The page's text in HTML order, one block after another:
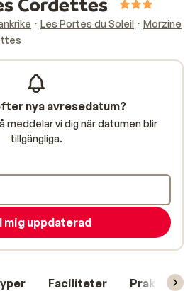
Les Portes du Soleil
Morzine
Faciliteter Praktisk
nya avresedatum?
meddelar vi dig när datumen blir
tillgängliga.
mig uppdaterad